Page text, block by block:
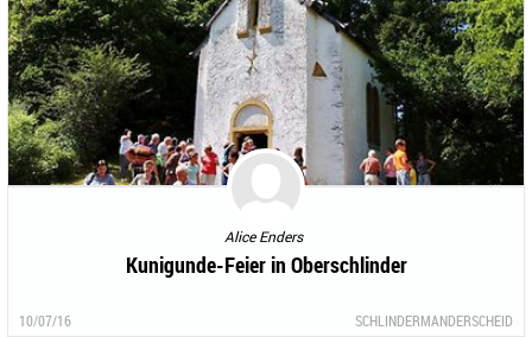
Alice Enders
Kunigunde-Feier in Oberschlinder
10/07/16 SCHLINDERMANDERSCHEID